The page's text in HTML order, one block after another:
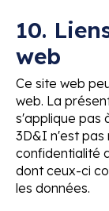
10.
web
Ce site web
web. La
s'applique pas
3D&I n'est pas
confidentialité
dont ceux-ci
les données.